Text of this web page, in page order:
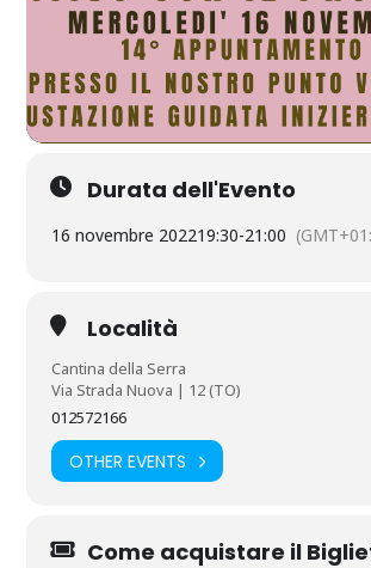
Durata dell'Evento
16 novembre 202219:30-21:00
Località
Cantina della Serra
Via Strada Nuova | 12 (TO)
012572166
OTHER EVENTS
Come acquistare il